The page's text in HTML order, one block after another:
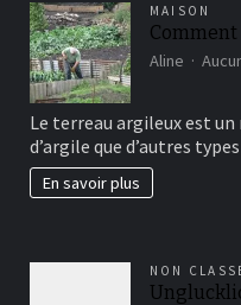
MAISON
Aline
Le terreau argileux est
d’argile que d’autres
En savoir plus
NON